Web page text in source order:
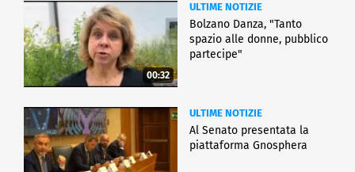
00:32
ULTIME NOTIZIE
Bolzano Danza, "Tanto
spazio alle donne, pubblico
partecipe"
ULTIME NOTIZIE
Al Senato presentata la
piattaforma Gnosphera